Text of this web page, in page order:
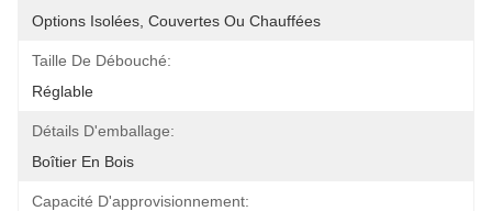
Options Isolées, Couvertes Ou Chauffées
Taille De Débouché:
Réglable
Détails D'emballage:
Boîtier En Bois
Capacité D'approvisionnement: